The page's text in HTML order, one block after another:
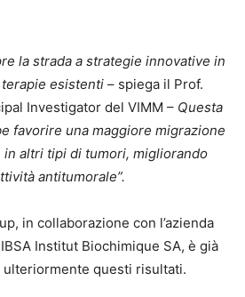
la strada a strategie innovative in
esistenti – spiega il Prof.
Investigator del VIMM – Questa
favorire una maggiore migrazione
in altri tipi di tumori, migliorando
antitumorale”.
in collaborazione con l’azienda
Institut Biochimique SA, è già
questi risultati.